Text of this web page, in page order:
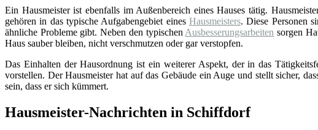
Ein Hausmeister ist ebenfalls im Außenbereich eines Hauses tätig.
gehören in das typische Aufgabengebiet eines Hausmeisters. Diese Personen
ähnliche Probleme gibt. Neben den typischen Ausbesserungsarbeiten sorgen
Haus sauber bleiben, nicht verschmutzen oder gar verstopfen.
Das Einhalten der Hausordnung ist ein weiterer Aspekt, der in das
vorstellen. Der Hausmeister hat auf das Gebäude ein Auge und stellt sicher,
sein, dass er sich kümmert.
Hausmeister-Nachrichten in Schiffdorf